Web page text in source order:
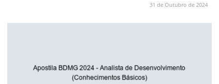
31 de Outubro de 2024